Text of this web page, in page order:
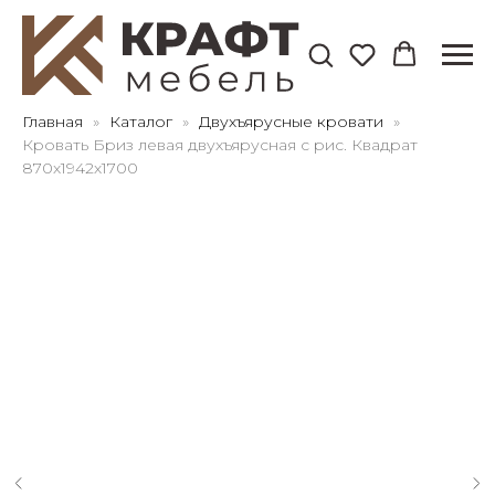
Главная Каталог
Двухъярусные кровати
Кровать Бриз левая двухъярусная с рис. Квадрат
870х1942х1700
Разбейте